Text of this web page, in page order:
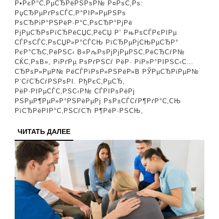
вЂ”
СЌС‚РѕС‚
СЂРѕРјР°РЅ
РёР·РјРµРЅРёР»
Р°РєС‚РµСЂР°
Р•РєР°С‚РµСЂРёРЅРѕР№ Р¤РѕС‚Рѕ:
РџСЂРµРґРѕСЃС‚Р°РІР»РµРЅРѕ
РѕСЂРіР°РЅРёР·Р°С‚РѕСЂР°РјРё
РјРµСЂРѕРїСЂРёСЏС‚РёСЏ Р’ РњРѕСЃРєРІРµ
СЃРѕСЃС‚РѕСЏР»Р°СЃСЊ РїСЂРµРјСЊРµСЂР°
РєР°СЂС‚РёРЅС‹ В«РљРѕРјРјРµРЅС‚РёСЂСѓР№
СЌС‚РѕВ», РіРґРµ РѕРґРЅСѓ РёР· РіР»Р°РІРЅС‹С…
СЂРѕР»РµР№ РёСЃРїРѕР»РЅРёР»В РЎРµСЂРіРµР№
Р‘СѓСЂСѓРЅРѕРІ. РђРєС‚РµСЂ,
РёР·РІРµСЃС‚РЅС‹Р№ СЃРІРѕРёРј
РЅРµР¶РµР»Р°РЅРёРµРј РѕР±СЃСѓР¶РґР°С‚СЊ
РїСЂРёРІР°С‚РЅСѓСЋ Р¶РёР·РЅСЊ,
ЧИТАТЬ ДАЛЕЕЧИТАТЬ
ДАЛЕЕ